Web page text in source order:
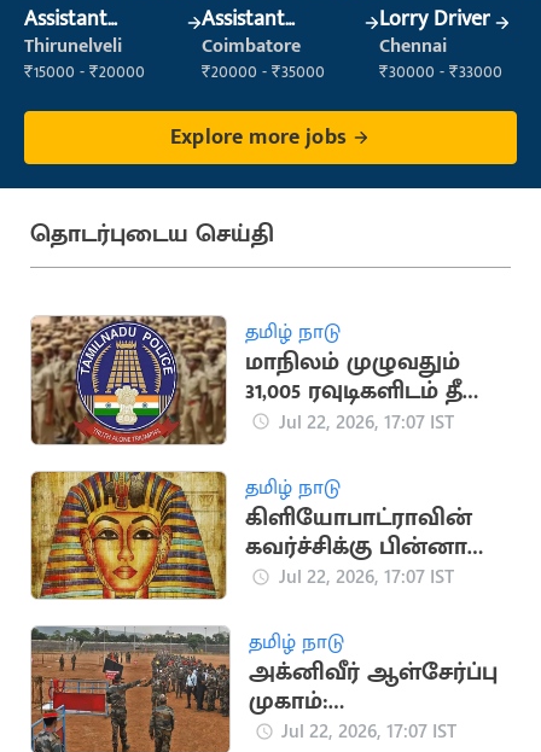
Assistant
Manager
Thirunelveli
₹15000 - ₹20000
Assistant
Manager
Coimbatore
₹20000 - ₹35000
Lorry Driver
Chennai
₹30000 - ₹33000
Explore more jobs
தொடர்புடைய செய்தி
தமிழ் நாடு
மாநிலம் முழுவதும்
31,005 ரவுடிகளிடம் தீவிர
சோதனை:
அறிக்கை
Jul 22, 2026, 17:07 IST
தமிழ் நாடு
கிளியோபாட்ராவின்
கவர்ச்சிக்கு பின்னால்
உள்ள சுவாரசியமான
Jul 22, 2026, 17:07 IST
தமிழ் நாடு
அக்னிவீர் ஆள்சேர்ப்பு
முகாம்:
விண்ணப்பதாரர்களுக்
Jul 22, 2026, 17:07 IST